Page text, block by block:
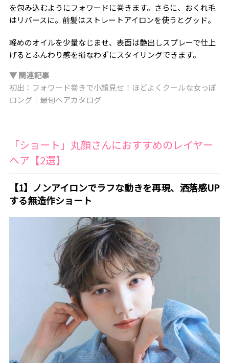
を包み込むようにフォワードに巻きます。さらに、おくれ毛
はリバースに。前髪はストレートアイロンを使うとグッド。
軽めのオイルを少量なじませ、表面は艶出しスプレーで仕上
げるとふんわり感を損なわずにスタイリングできます。
▼ 関連記事
初出：フォワード巻きで小顔見せ！ほどよくクールな女っぽ
ロング｜最旬ヘアカタログ
「ショート」丸顔さんにおすすめのレイヤー
ヘア【2選】
【1】ノンアイロンでラフな動きを再現、洒落感UP
する無造作ショート